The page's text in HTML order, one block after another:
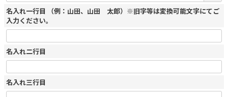
名入れ一行目 （例：山田、山田 太郎）※旧字等は変換可能文字にてご
入力ください。
名入れ二行目
名入れ三行目